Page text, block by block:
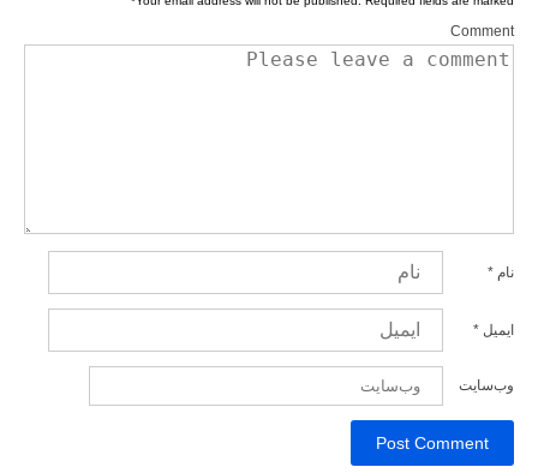
Comment
نام *
ایمیل *
وب‌سایت